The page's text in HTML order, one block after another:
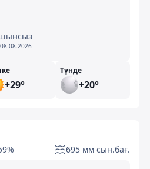
08.08.2026
+29°
Түнде
+20°
695 мм сын.бағ.